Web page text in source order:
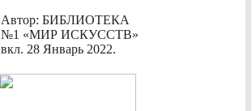
Автор: БИБЛИОТЕКА
№1 «МИР ИСКУССТВ»
вкл. 28 Январь 2022.